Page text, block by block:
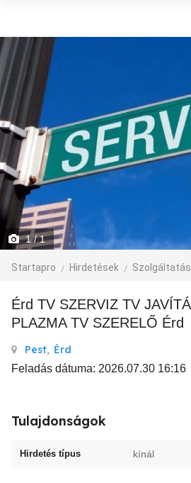
1 / 1
Startapro Hirdetések Szolgáltatás
Érd TV SZERVIZ TV JAVÍTÁS Érd LCD LED
PLAZMA TV SZERELŐ Érd
Pest, Érd
Feladás dátuma: 2026.07.30 16:16
Tulajdonságok
Hirdetés típus kínál